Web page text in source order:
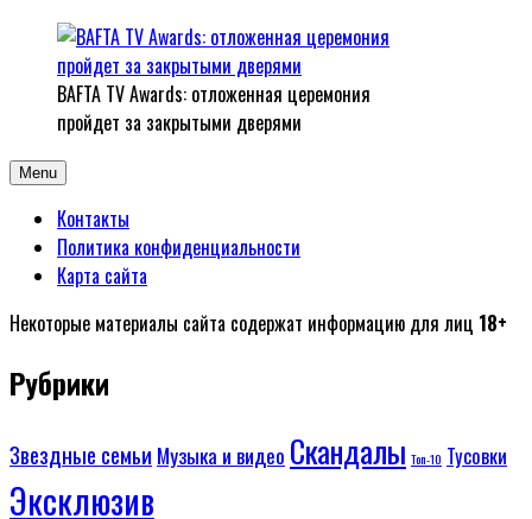
BAFTA TV Awards: отложенная церемония
пройдет за закрытыми дверями
Menu
Контакты
Политика конфиденциальности
Карта сайта
Некоторые материалы сайта содержат информацию для лиц 18+
Рубрики
Звездные семьи Музыка и видео Скандалы Топ-10 Тусовки
Эксклюзив